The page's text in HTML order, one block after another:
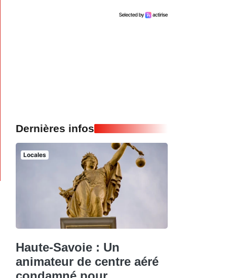
Dernières infos
Locales
Haute-Savoie : Un
animateur de centre aéré